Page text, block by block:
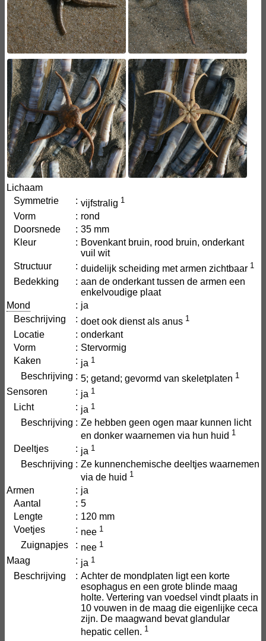
Lichaam
Symmetrie
: vijfstralig 1
Vorm : rond
Doorsnede
: 35 mm
Kleur
: Bovenkant bruin, rood bruin, onderkant
vuil wit
Structuur
: duidelijk scheiding met armen zichtbaar 1
Bedekking : aan de onderkant tussen de armen een
enkelvoudige plaat
Mond
: ja
Beschrijving
: doet ook dienst als anus 1
Locatie : onderkant
Vorm
: Stervormig
Kaken
: ja 1
Beschrijving : 5; getand; gevormd van skeletplaten 1
Sensoren : ja 1
Licht : ja 1
Beschrijving : Ze hebben geen ogen maar kunnen licht
en donker waarnemen via hun huid 1
Deeltjes : ja 1
Beschrijving : Ze kunnenchemische deeltjes waarnemen
via de huid 1
Armen : ja
Aantal
: 5
Lengte
: 120 mm
Voetjes
: nee 1
Zuignapjes : nee 1
Maag : ja 1
Beschrijving : Achter de mondplaten ligt een korte
esophagus en een grote blinde maag
holte. Vertering van voedsel vindt plaats in
10 vouwen in de maag die eigenlijke ceca
zijn. De maagwand bevat glandular
hepatic cellen. 1